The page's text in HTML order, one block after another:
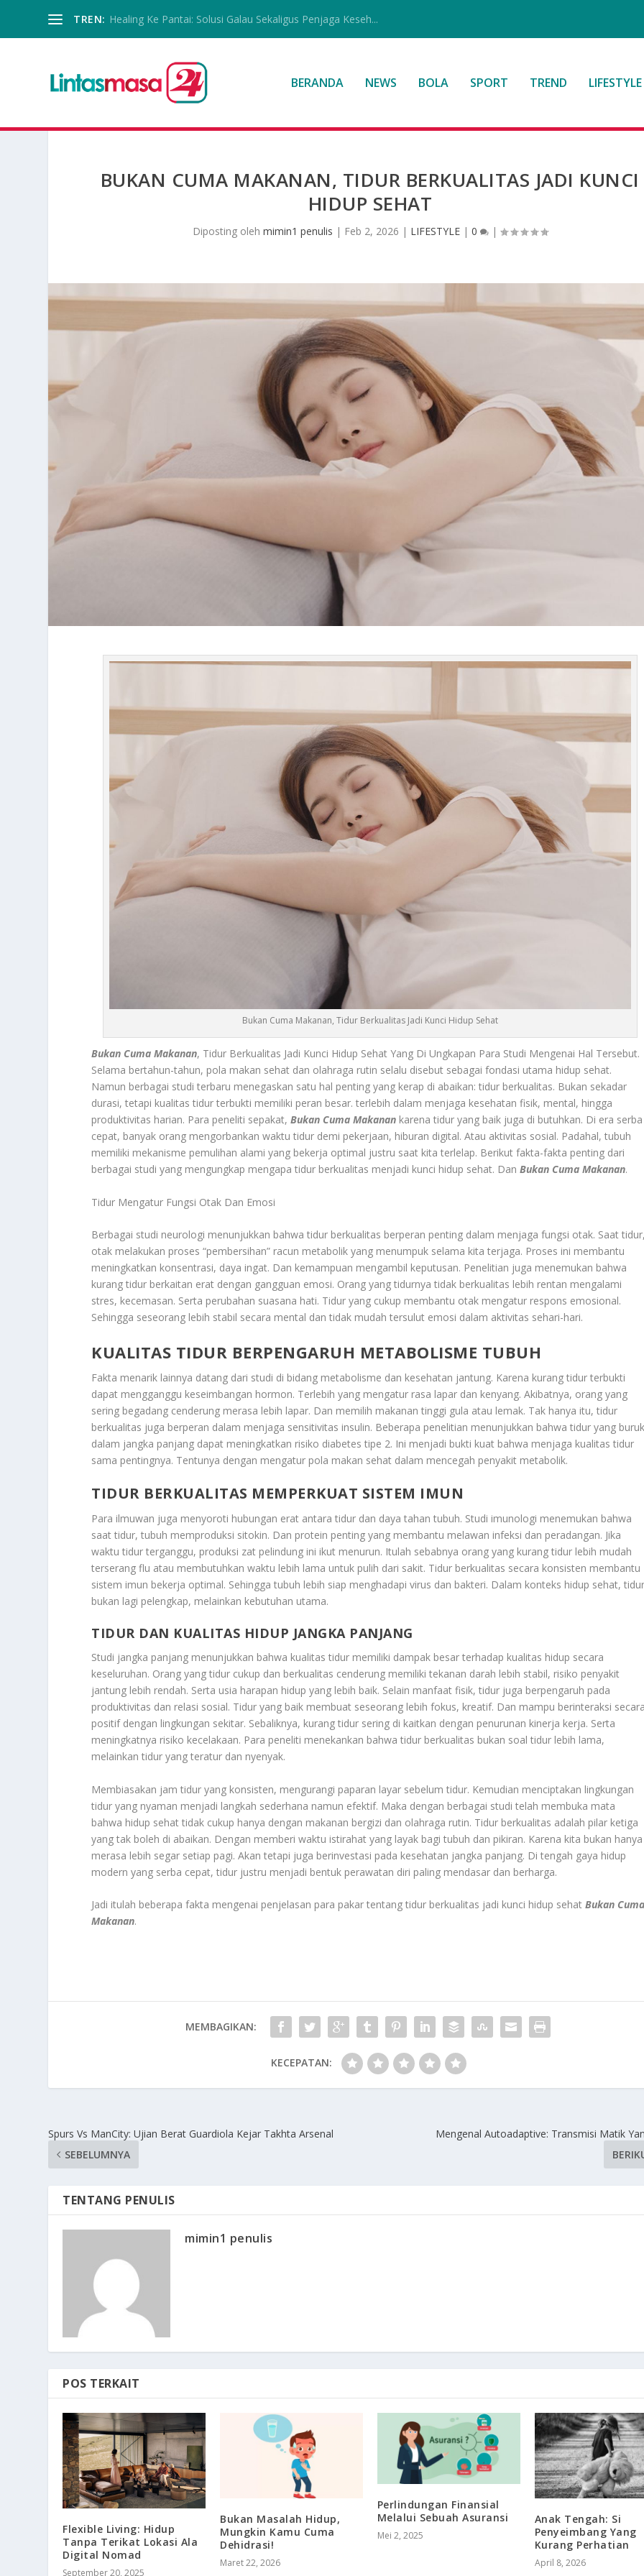
TREN: Healing Ke Pantai: Solusi Galau Sekaligus Penjaga Keseh...
BERANDA NEWS BOLA SPORT TREND LIFESTYLE
BUKAN CUMA MAKANAN, TIDUR BERKUALITAS JADI KUNCI
HIDUP SEHAT
Diposting oleh mimin1 penulis | Feb 2, 2026 | LIFESTYLE| 0 |
Bukan Cuma Makanan, Tidur Berkualitas Jadi Kunci Hidup Sehat
Bukan Cuma Makanan, Tidur Berkualitas Jadi Kunci Hidup Sehat Yang Di Ungkapan Para Studi Mengenai Hal Tersebut.
Selama bertahun-tahun, pola makan sehat dan olahraga rutin selalu disebut sebagai fondasi utama hidup sehat.
Namun berbagai studi terbaru menegaskan satu hal penting yang kerap di abaikan: tidur berkualitas. Bukan sekadar
durasi, tetapi kualitas tidur terbukti memiliki peran besar. terlebih dalam menjaga kesehatan fisik, mental, hingga
produktivitas harian. Para peneliti sepakat,Bukan Cuma Makanan karena tidur yang baik juga di butuhkan. Di era serba
cepat, banyak orang mengorbankan waktu tidur demi pekerjaan, hiburan digital. Atau aktivitas sosial. Padahal, tubuh
memiliki mekanisme pemulihan alami yang bekerja optimal justru saat kita terlelap. Berikut fakta-fakta penting dari
berbagai studi yang mengungkap mengapa tidur berkualitas menjadi kunci hidup sehat. DanBukan Cuma Makanan.
Tidur Mengatur Fungsi Otak Dan Emosi
Berbagai studi neurologi menunjukkan bahwa tidur berkualitas berperan penting dalam menjaga fungsi otak. Saat
otak melakukan proses “pembersihan” racun metabolik yang menumpuk selama kita terjaga. Proses ini membantu
meningkatkan konsentrasi, daya ingat. Dan kemampuan mengambil keputusan. Penelitian juga menemukan bahwa
kurang tidur berkaitan erat dengan gangguan emosi. Orang yang tidurnya tidak berkualitas lebih rentan mengalami
stres, kecemasan. Serta perubahan suasana hati. Tidur yang cukup membantu otak mengatur respons emosional.
Sehingga seseorang lebih stabil secara mental dan tidak mudah tersulut emosi dalam aktivitas sehari-hari.
KUALITAS TIDUR BERPENGARUH METABOLISME TUBUH
Fakta menarik lainnya datang dari studi di bidang metabolisme dan kesehatan jantung. Karena kurang tidur terbukti
dapat mengganggu keseimbangan hormon. Terlebih yang mengatur rasa lapar dan kenyang. Akibatnya, orang yang
sering begadang cenderung merasa lebih lapar. Dan memilih makanan tinggi gula atau lemak. Tak hanya itu, tidur
berkualitas juga berperan dalam menjaga sensitivitas insulin. Beberapa penelitian menunjukkan bahwa tidur yang
dalam jangka panjang dapat meningkatkan risiko diabetes tipe 2. Ini menjadi bukti kuat bahwa menjaga kualitas tidur
sama pentingnya. Tentunya dengan mengatur pola makan sehat dalam mencegah penyakit metabolik.
TIDUR BERKUALITAS MEMPERKUAT SISTEM IMUN
Para ilmuwan juga menyoroti hubungan erat antara tidur dan daya tahan tubuh. Studi imunologi menemukan bahwa
saat tidur, tubuh memproduksi sitokin. Dan protein penting yang membantu melawan infeksi dan peradangan. Jika
waktu tidur terganggu, produksi zat pelindung ini ikut menurun. Itulah sebabnya orang yang kurang tidur lebih mudah
terserang flu atau membutuhkan waktu lebih lama untuk pulih dari sakit. Tidur berkualitas secara konsisten membantu
sistem imun bekerja optimal. Sehingga tubuh lebih siap menghadapi virus dan bakteri. Dalam konteks hidup sehat,
bukan lagi pelengkap, melainkan kebutuhan utama.
TIDUR DAN KUALITAS HIDUP JANGKA PANJANG
Studi jangka panjang menunjukkan bahwa kualitas tidur memiliki dampak besar terhadap kualitas hidup secara
keseluruhan. Orang yang tidur cukup dan berkualitas cenderung memiliki tekanan darah lebih stabil, risiko penyakit
jantung lebih rendah. Serta usia harapan hidup yang lebih baik. Selain manfaat fisik, tidur juga berpengaruh pada
produktivitas dan relasi sosial. Tidur yang baik membuat seseorang lebih fokus, kreatif. Dan mampu berinteraksi
positif dengan lingkungan sekitar. Sebaliknya, kurang tidur sering di kaitkan dengan penurunan kinerja kerja. Serta
meningkatnya risiko kecelakaan. Para peneliti menekankan bahwa tidur berkualitas bukan soal tidur lebih lama,
melainkan tidur yang teratur dan nyenyak.
Membiasakan jam tidur yang konsisten, mengurangi paparan layar sebelum tidur. Kemudian menciptakan lingkungan
tidur yang nyaman menjadi langkah sederhana namun efektif. Maka dengan berbagai studi telah membuka mata
bahwa hidup sehat tidak cukup hanya dengan makanan bergizi dan olahraga rutin. Tidur berkualitas adalah pilar ketiga
yang tak boleh di abaikan. Dengan memberi waktu istirahat yang layak bagi tubuh dan pikiran. Karena kita bukan hanya
merasa lebih segar setiap pagi. Akan tetapi juga berinvestasi pada kesehatan jangka panjang. Di tengah gaya hidup
modern yang serba cepat, tidur justru menjadi bentuk perawatan diri paling mendasar dan berharga.
Jadi itulah beberapa fakta mengenai penjelasan para pakar tentang tidur berkualitas jadi kunci hidup sehatBukan
Makanan.
MEMBAGIKAN:
KECEPATAN:
Spurs Vs ManCity: Ujian Berat Guardiola Kejar Takhta Arsenal
SEBELUMNYA
Mengenal Autoadaptive: Transmisi Matik
TENTANG PENULIS
mimin1 penulis
POS TERKAIT
Flexible Living: Hidup
Tanpa Terikat Lokasi Ala
Digital Nomad
September 20, 2025
Bukan Masalah Hidup,
Mungkin Kamu Cuma
Dehidrasi!
Maret 22, 2026
Perlindungan Finansial
Melalui Sebuah Asuransi
Mei 2, 2025
Anak Tengah: Si
Penyeimbang Yang
Kurang Perhatian
April 8, 2026